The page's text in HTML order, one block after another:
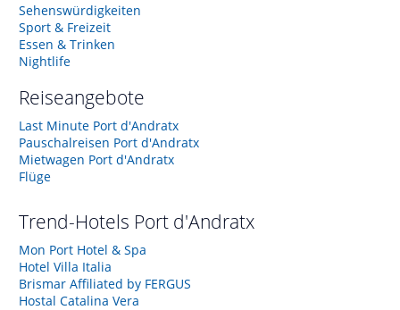
Sehenswürdigkeiten
Sport & Freizeit
Essen & Trinken
Nightlife
Reiseangebote
Last Minute Port d'Andratx
Pauschalreisen Port d'Andratx
Mietwagen Port d'Andratx
Flüge
Trend-Hotels Port d'Andratx
Mon Port Hotel & Spa
Hotel Villa Italia
Brismar Affiliated by FERGUS
Hostal Catalina Vera